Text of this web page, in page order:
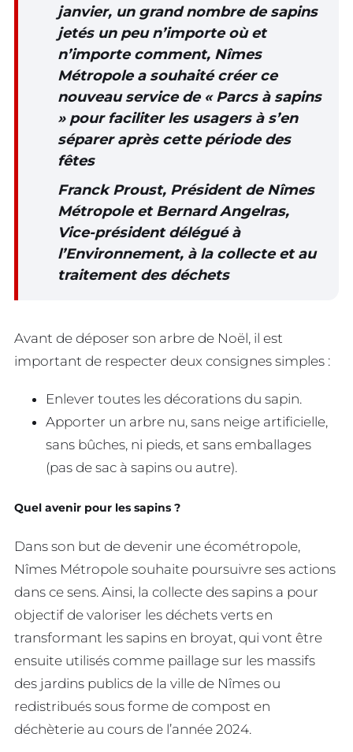
janvier, un grand nombre de sapins
jetés un peu n’importe où et
n’importe comment, Nîmes
Métropole a souhaité créer ce
nouveau service de « Parcs à sapins
» pour faciliter les usagers à s’en
séparer après cette période des
fêtes
Franck Proust, Président de Nîmes
Métropole et Bernard Angelras,
Vice-président délégué à
l’Environnement, à la collecte et au
traitement des déchets
Avant de déposer son arbre de Noël, il est
important de respecter deux consignes simples :
Enlever toutes les décorations du sapin.
Apporter un arbre nu, sans neige artificielle,
sans bûches, ni pieds, et sans emballages
(pas de sac à sapins ou autre).
Quel avenir pour les sapins ?
Dans son but de devenir une écométropole,
Nîmes Métropole souhaite poursuivre ses actions
dans ce sens. Ainsi, la collecte des sapins a pour
objectif de valoriser les déchets verts en
transformant les sapins en broyat, qui vont être
ensuite utilisés comme paillage sur les massifs
des jardins publics de la ville de Nîmes ou
redistribués sous forme de compost en
déchèterie au cours de l’année 2024.